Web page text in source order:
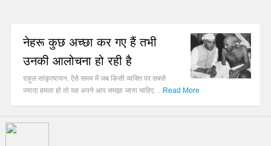
नेहरू कुछ अच्छा कर गए हैं तभी
उनकी आलोचना हो रही है
राहुल सांकृत्यायन. ऐसे समय में जब किसी व्यक्ति पर सबसे
ज्यादा हमला हो तो यह अपने आप समझा जाना चाहिए… Read More